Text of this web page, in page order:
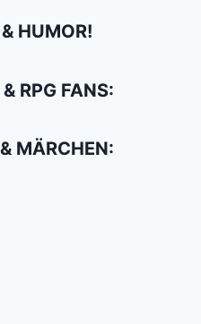
HUMOR!
RPG FANS:
MÄRCHEN: